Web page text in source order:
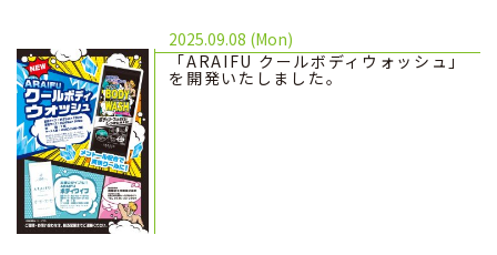
2025.09.08 (Mon)
「ARAIFU クールボディウォッシュ」
を開発いたしました。